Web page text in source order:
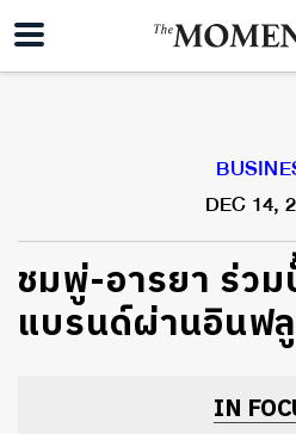
DEC 14,
ชมพู่-อารยา ร่ว
แบรนด์ผ่านอินฟลู
IN